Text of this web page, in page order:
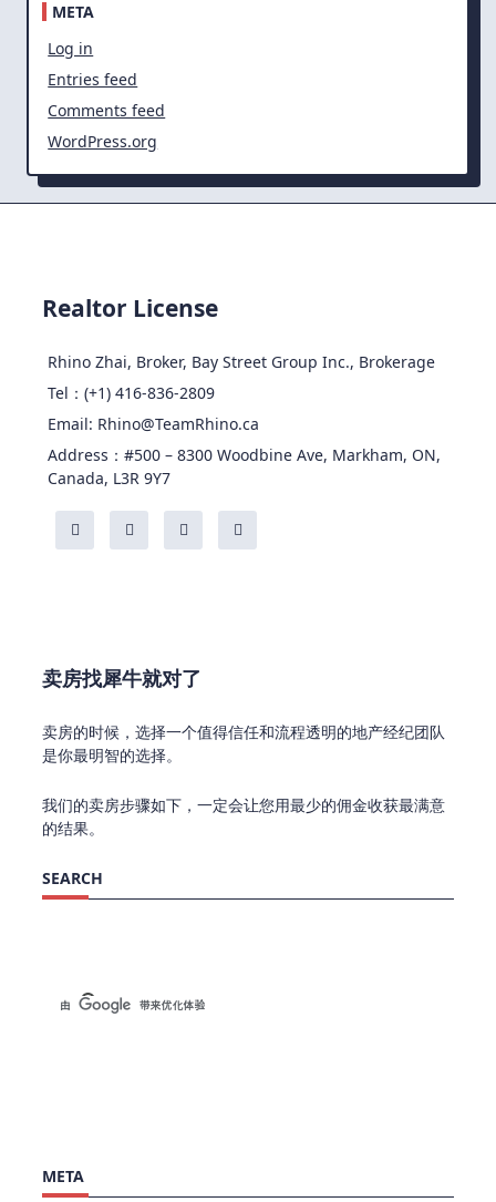
META
Log in
Entries feed
Comments feed
WordPress.org
Realtor License
Rhino Zhai, Broker, Bay Street Group Inc., Brokerage
Tel：(+1) 416-836-2809
Email: Rhino@TeamRhino.ca
Address：#500 – 8300 Woodbine Ave, Markham, ON,
Canada, L3R 9Y7
卖房找犀牛就对了
卖房的时候，选择一个值得信任和流程透明的地产经纪团队
是你最明智的选择。
我们的卖房步骤如下，一定会让您用最少的佣金收获最满意
的结果。
SEARCH
META